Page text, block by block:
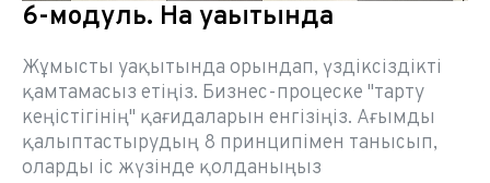
6-модуль. Нақ уақытында
Жұмысты уақытында орындап, үздіксіздікті
қамтамасыз етіңіз. Бизнес-процеске "тарту
кеңістігінің" қағидаларын енгізіңіз. Ағымды
қалыптастырудың 8 принципімен танысып,
оларды іс жүзінде қолданыңыз